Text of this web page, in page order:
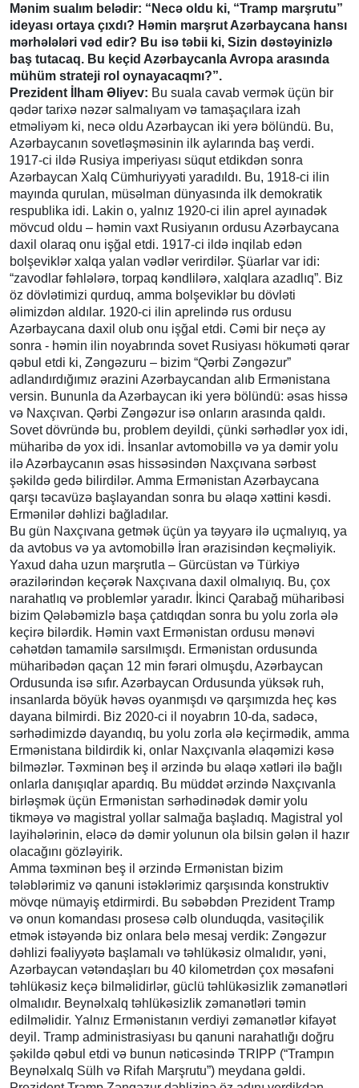
Mənim sualım belədir: “Necə oldu ki, “Tramp marşrutu”
ideyası ortaya çıxdı? Həmin marşrut Azərbaycana hansı
mərhələləri vəd edir? Bu isə təbii ki, Sizin dəstəyinizlə
baş tutacaq. Bu keçid Azərbaycanla Avropa arasında
mühüm strateji rol oynayacaqmı?”.
Prezident İlham Əliyev: Bu suala cavab vermək üçün bir
qədər tarixə nəzər salmalıyam və tamaşaçılara izah
etməliyəm ki, necə oldu Azərbaycan iki yerə bölündü. Bu,
Azərbaycanın sovetləşməsinin ilk aylarında baş verdi.
1917-ci ildə Rusiya imperiyası süqut etdikdən sonra
Azərbaycan Xalq Cümhuriyyəti yaradıldı. Bu, 1918-ci ilin
mayında qurulan, müsəlman dünyasında ilk demokratik
respublika idi. Lakin o, yalnız 1920-ci ilin aprel ayınadək
mövcud oldu – həmin vaxt Rusiyanın ordusu Azərbaycana
daxil olaraq onu işğal etdi. 1917-ci ildə inqilab edən
bolşeviklər xalqa yalan vədlər verirdilər. Şüarlar var idi:
“zavodlar fəhlələrə, torpaq kəndlilərə, xalqlara azadlıq”. Biz
öz dövlətimizi qurduq, amma bolşeviklər bu dövləti
əlimizdən aldılar. 1920-ci ilin aprelində rus ordusu
Azərbaycana daxil olub onu işğal etdi. Cəmi bir neçə ay
sonra - həmin ilin noyabrında sovet Rusiyası hökuməti qərar
qəbul etdi ki, Zəngəzuru – bizim “Qərbi Zəngəzur”
adlandırdığımız ərazini Azərbaycandan alıb Ermənistana
versin. Bununla da Azərbaycan iki yerə bölündü: əsas hissə
və Naxçıvan. Qərbi Zəngəzur isə onların arasında qaldı.
Sovet dövründə bu, problem deyildi, çünki sərhədlər yox idi,
müharibə də yox idi. İnsanlar avtomobillə və ya dəmir yolu
ilə Azərbaycanın əsas hissəsindən Naxçıvana sərbəst
şəkildə gedə bilirdilər. Amma Ermənistan Azərbaycana
qarşı təcavüzə başlayandan sonra bu əlaqə xəttini kəsdi.
Ermənilər dəhlizi bağladılar.
Bu gün Naxçıvana getmək üçün ya təyyarə ilə uçmalıyıq, ya
da avtobus və ya avtomobillə İran ərazisindən keçməliyik.
Yaxud daha uzun marşrutla – Gürcüstan və Türkiyə
ərazilərindən keçərək Naxçıvana daxil olmalıyıq. Bu, çox
narahatlıq və problemlər yaradır. İkinci Qarabağ müharibəsi
bizim Qələbəmizlə başa çatdıqdan sonra bu yolu zorla ələ
keçirə bilərdik. Həmin vaxt Ermənistan ordusu mənəvi
cəhətdən tamamilə sarsılmışdı. Ermənistan ordusunda
müharibədən qaçan 12 min fərari olmuşdu, Azərbaycan
Ordusunda isə sıfır. Azərbaycan Ordusunda yüksək ruh,
insanlarda böyük həvəs oyanmışdı və qarşımızda heç kəs
dayana bilmirdi. Biz 2020-ci il noyabrın 10-da, sadəcə,
sərhədimizdə dayandıq, bu yolu zorla ələ keçirmədik, amma
Ermənistana bildirdik ki, onlar Naxçıvanla əlaqəmizi kəsə
bilməzlər. Təxminən beş il ərzində bu əlaqə xətləri ilə bağlı
onlarla danışıqlar apardıq. Bu müddət ərzində Naxçıvanla
birləşmək üçün Ermənistan sərhədinədək dəmir yolu
tikməyə və magistral yollar salmağa başladıq. Magistral yol
layihələrinin, eləcə də dəmir yolunun ola bilsin gələn il hazır
olacağını gözləyirik.
Amma təxminən beş il ərzində Ermənistan bizim
tələblərimiz və qanuni istəklərimiz qarşısında konstruktiv
mövqe nümayiş etdirmirdi. Bu səbəbdən Prezident Tramp
və onun komandası prosesə cəlb olunduqda, vasitəçilik
etmək istəyəndə biz onlara belə mesaj verdik: Zəngəzur
dəhlizi fəaliyyətə başlamalı və təhlükəsiz olmalıdır, yəni,
Azərbaycan vətəndaşları bu 40 kilometrdən çox məsafəni
təhlükəsiz keçə bilməlidirlər, güclü təhlükəsizlik zəmanətləri
olmalıdır. Beynəlxalq təhlükəsizlik zəmanətləri təmin
edilməlidir. Yalnız Ermənistanın verdiyi zəmanətlər kifayət
deyil. Tramp administrasiyası bu qanuni narahatlığı doğru
şəkildə qəbul etdi və bunun nəticəsində TRIPP (“Trampın
Beynəlxalq Sülh və Rifah Marşrutu”) meydana gəldi.